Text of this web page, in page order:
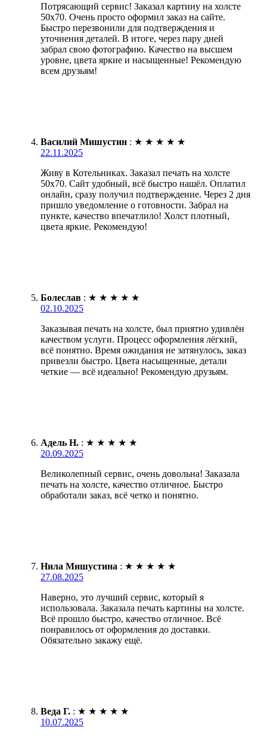
Потрясающий сервис! Заказал картину на холсте
50х70. Очень просто оформил заказ на сайте.
Быстро перезвонили для подтверждения и
уточнения деталей. В итоге, через пару дней
забрал свою фотографию. Качество на высшем
уровне, цвета яркие и насыщенные! Рекомендую
всем друзьям!
Василий Мишустин : ★ ★ ★ ★ ★
22.11.2025
Живу в Котельниках. Заказал печать на холсте
50х70. Сайт удобный, всё быстро нашёл. Оплатил
онлайн, сразу получил подтверждение. Через 2 дня
пришло уведомление о готовности. Забрал на
пункте, качество впечатлило! Холст плотный,
цвета яркие. Рекомендую!
Болеслав : ★ ★ ★ ★ ★
02.10.2025
Заказывая печать на холсте, был приятно удивлён
качеством услуги. Процесс оформления лёгкий,
всё понятно. Время ожидания не затянулось, заказ
привезли быстро. Цвета насыщенные, детали
четкие — всё идеально! Рекомендую друзьям.
Адель Н. : ★ ★ ★ ★ ★
20.09.2025
Великолепный сервис, очень довольна! Заказала
печать на холсте, качество отличное. Быстро
обработали заказ, всё четко и понятно.
Нила Мишустина : ★ ★ ★ ★ ★
27.08.2025
Наверно, это лучший сервис, который я
использовала. Заказала печать картины на холсте.
Всё прошло быстро, качество отличное. Всё
понравилось от оформления до доставки.
Обязательно закажу ещё.
Веда Г. : ★ ★ ★ ★ ★
10.07.2025